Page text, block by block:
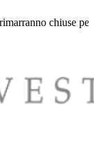
chiuse per